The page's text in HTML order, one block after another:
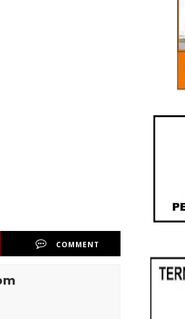
COMMENT